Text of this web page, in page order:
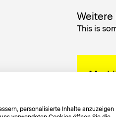
This is
personalisierte Inhalte anzuzeigen